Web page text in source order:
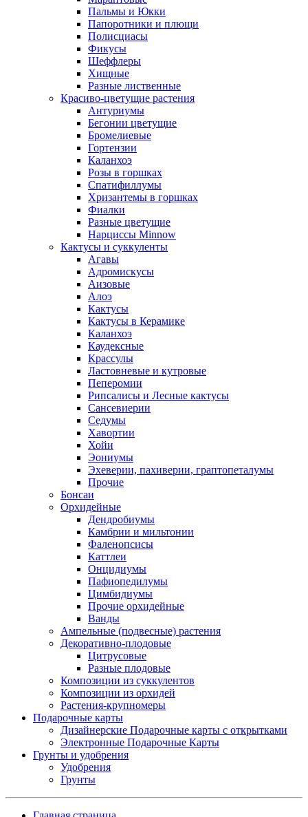
Пальмы и Юкки
Папоротники и плющи
Полисциасы
Фикусы
Шеффлеры
Хищные
Разные лиственные
Красиво-цветущие растения
Антуриумы
Бегонии цветущие
Бромелиевые
Гортензии
Каланхоэ
Розы в горшках
Спатифиллумы
Хризантемы в горшках
Фиалки
Разные цветущие
Нарциссы Minnow
Кактусы и суккуленты
Агавы
Адромискусы
Аизовые
Алоэ
Кактусы
Кактусы в Керамике
Каланхоэ
Каудексные
Крассулы
Ластовневые и кутровые
Пеперомии
Рипсалисы и Лесные кактусы
Сансевиерии
Седумы
Хавортии
Хойи
Эониумы
Эхеверии, пахиверии, граптопеталумы
Прочие
Бонсаи
Орхидейные
Дендробиумы
Камбрии и мильтонии
Фаленопсисы
Каттлеи
Онцидиумы
Пафиопедилумы
Цимбидиумы
Прочие орхидейные
Ванды
Ампельные (подвесные) растения
Декоративно-плодовые
Цитрусовые
Разные плодовые
Композиции из суккулентов
Композиции из орхидей
Растения-крупномеры
Подарочные карты
Дизайнерские Подарочные карты с открытками
Электронные Подарочные Карты
Грунты и удобрения
Удобрения
Грунты